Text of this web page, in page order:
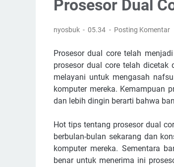
Prosesor Dual
nyosbuk 05.34 Posting Komentar
Prosesor dual core telah
prosesor dual core telah
melayani untuk mengasah
komputer mereka. Kemampuan
dan lebih dingin berarti bahwa
Hot tips tentang prosesor dual
berbulan-bulan sekarang dan
komputer mereka. Sementara
benar untuk menerima ini